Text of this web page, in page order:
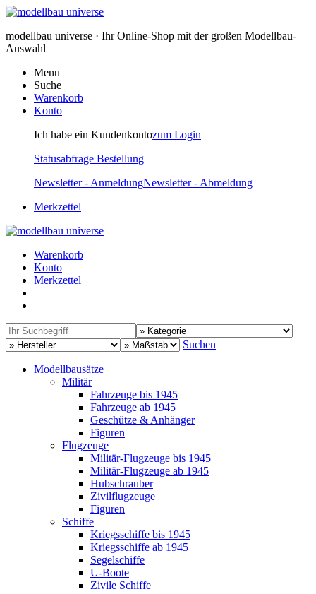
modellbau universe · Ihr Online-Shop mit der großen Modellbau-
Auswahl
Menu
Suche
Warenkorb
Konto
Ich habe ein Kundenkontozum Login
Statusabfrage Bestellung
Newsletter - AnmeldungNewsletter - Abmeldung
Merkzettel
Warenkorb
Konto
Merkzettel
Suchen
Modellbausätze
Militär
Fahrzeuge bis 1945
Fahrzeuge ab 1945
Geschütze & Anhänger
Figuren
Flugzeuge
Militär-Flugzeuge bis 1945
Militär-Flugzeuge ab 1945
Hubschrauber
Zivilflugzeuge
Figuren
Schiffe
Kriegsschiffe bis 1945
Kriegsschiffe ab 1945
Segelschiffe
U-Boote
Zivile Schiffe